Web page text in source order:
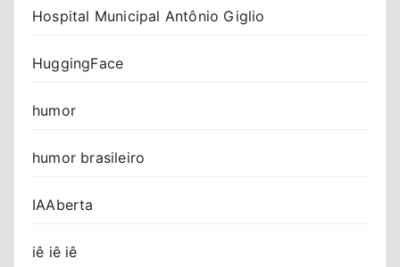
Hospital Municipal Antônio Giglio
HuggingFace
humor
humor brasileiro
IAAberta
iê iê iê